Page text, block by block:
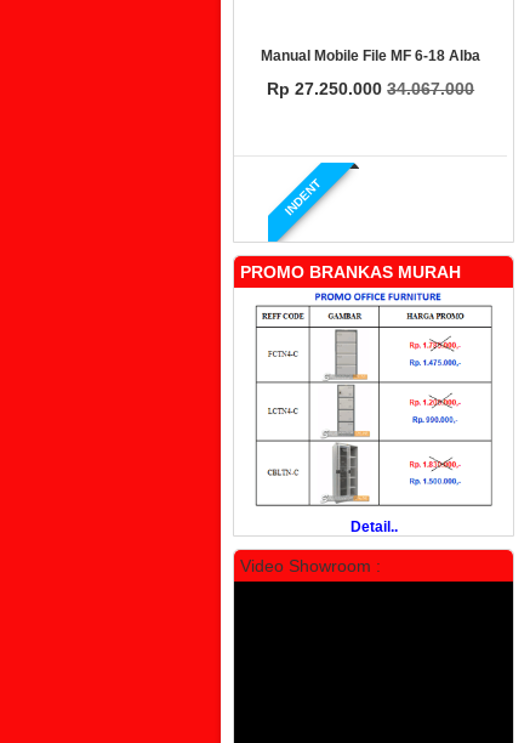
Manual Mobile File MF 6-18 Alba
Rp 27.250.00034.067.000
INDENT
Manual Mobile File MF 4-18 Alba
Rp 19.500.000 24.431.000
PROMO
PROMO BRANKAS MURAH
Detail..
Video Showroom :